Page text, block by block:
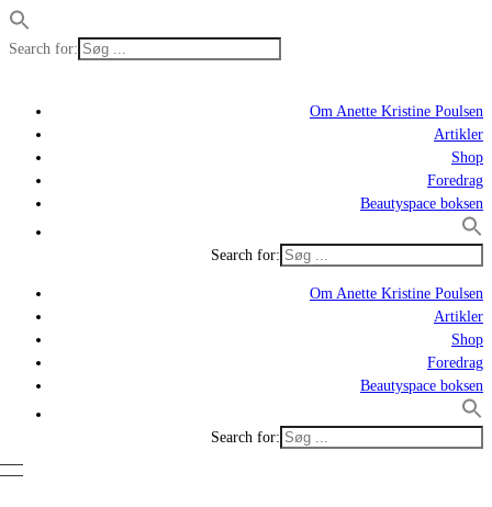
Search for:
Om Anette Kristine Poulsen
Artikler
Shop
Foredrag
Beautyspace boksen
Search for:
Om Anette Kristine Poulsen
Artikler
Shop
Foredrag
Beautyspace boksen
Search for: